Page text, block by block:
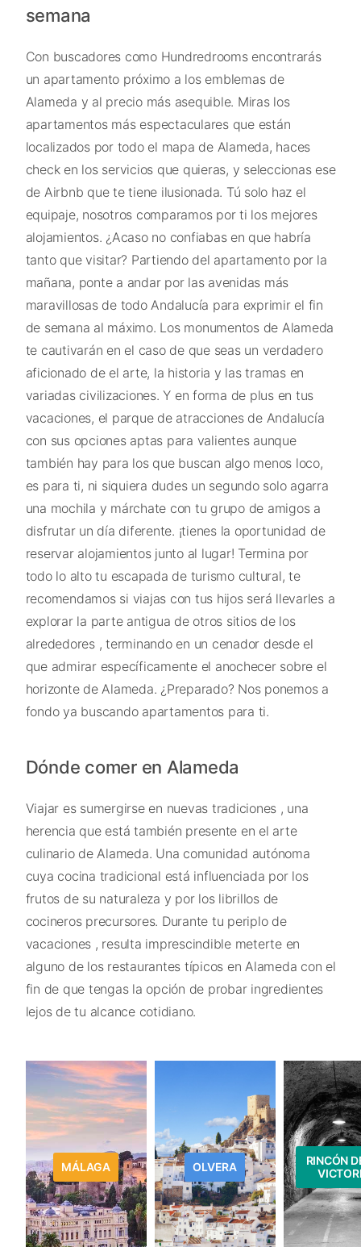
semana
Con buscadores como Hundredrooms encontrarás
un apartamento próximo a los emblemas de
Alameda y al precio más asequible. Miras los
apartamentos más espectaculares que están
localizados por todo el mapa de Alameda, haces
check en los servicios que quieras, y seleccionas ese
de Airbnb que te tiene ilusionada. Tú solo haz el
equipaje, nosotros comparamos por ti los mejores
alojamientos. ¿Acaso no confiabas en que habría
tanto que visitar? Partiendo del apartamento por la
mañana, ponte a andar por las avenidas más
maravillosas de todo Andalucía para exprimir el fin
de semana al máximo. Los monumentos de Alameda
te cautivarán en el caso de que seas un verdadero
aficionado de el arte, la historia y las tramas en
variadas civilizaciones. Y en forma de plus en tus
vacaciones, el parque de atracciones de Andalucía
con sus opciones aptas para valientes aunque
también hay para los que buscan algo menos loco,
es para ti, ni siquiera dudes un segundo solo agarra
una mochila y márchate con tu grupo de amigos a
disfrutar un día diferente. ¡tienes la oportunidad de
reservar alojamientos junto al lugar! Termina por
todo lo alto tu escapada de turismo cultural, te
recomendamos si viajas con tus hijos será llevarles a
explorar la parte antigua de otros sitios de los
alrededores , terminando en un cenador desde el
que admirar específicamente el anochecer sobre el
horizonte de Alameda. ¿Preparado? Nos ponemos a
fondo ya buscando apartamentos para ti.
Dónde comer en Alameda
Viajar es sumergirse en nuevas tradiciones , una
herencia que está también presente en el arte
culinario de Alameda. Una comunidad autónoma
cuya cocina tradicional está influenciada por los
frutos de su naturaleza y por los librillos de
cocineros precursores. Durante tu periplo de
vacaciones , resulta imprescindible meterte en
alguno de los restaurantes típicos en Alameda con el
fin de que tengas la opción de probar ingredientes
lejos de tu alcance cotidiano.
MÁLAGA OLVERA
RINCÓN